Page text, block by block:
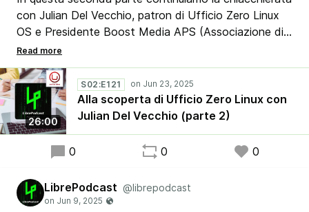
con Julian Del Vecchio, patron di Ufficio Zero Linux
OS e Presidente Boost Media APS (Associazione di
Promozione Sociale per la promozione ed il sostegno
al progetto Ufficio Zero Linux OS ed al software
Open Source italiano ed europeo) che, rispondendo
alle domande di Stefano, Lorenzo DM, Ribby e Luca,
ci spiega le caratteristiche di Ufficio Zero che lo
rendono un’ottima distro anche per i settori
educational e public administration.
26:00
S02:E121
Alla scoperta di Ufficio Zero Linux con
Julian Del Vecchio (parte 2)
0 0 0
LibrePodcast @librepodcast